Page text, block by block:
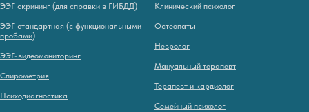
ЭЭГ скрининг (для справки в ГИБДД)
ЭЭГ стандартная (с функциональными
пробами)
ЭЭГ-видеомониторинг
Спирометрия
Психодиагностика
Клинический психолог
Остеопаты
Невролог
Мануальный терапевт
Терапевт и кардиолог
Семейный психолог